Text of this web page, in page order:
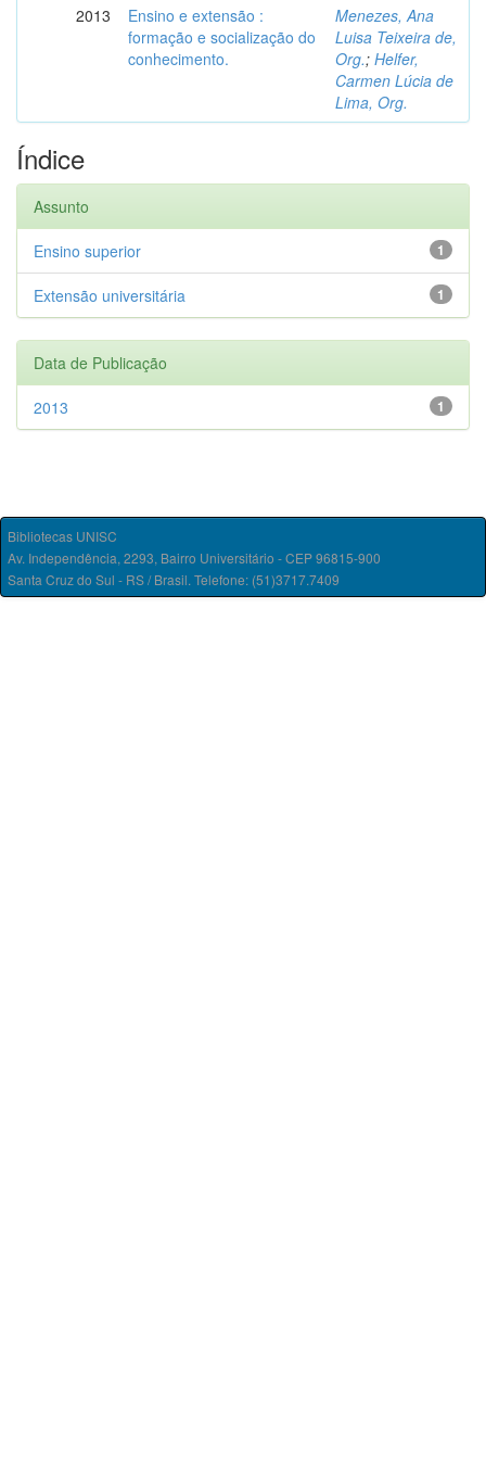
2013
Ensino e extensão :
formação e socialização do
conhecimento.
Menezes, Ana
Luisa Teixeira de,
Org.; Helfer,
Carmen Lúcia de
Lima, Org.
Índice
Assunto
1
Ensino superior
1
Extensão universitária
Data de Publicação
1
2013
Bibliotecas UNISC
Av. Independência, 2293, Bairro Universitário - CEP 96815-900
Santa Cruz do Sul - RS / Brasil. Telefone: (51)3717.7409